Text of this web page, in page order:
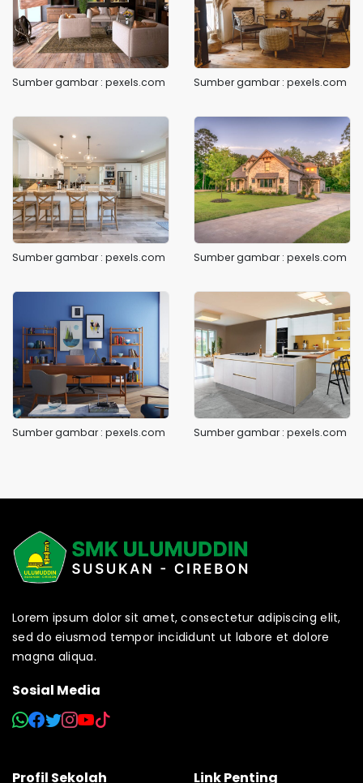
Sumber gambar : pexels.com Sumber gambar : pexels.com
Sumber gambar : pexels.com Sumber gambar : pexels.com
Sumber gambar : pexels.com Sumber gambar : pexels.com
Lorem ipsum dolor sit amet, consectetur adipiscing elit,
sed do eiusmod tempor incididunt ut labore et dolore
magna aliqua.
Sosial Media
Profil Sekolah Link Penting